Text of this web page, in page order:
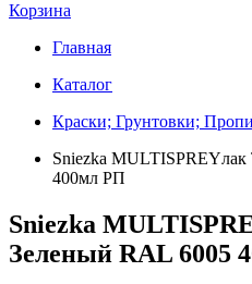
Корзина
Главная
Каталог
Краски; Грунтовки;
Sniezka
400мл РП
Sniezka
Зеленый RAL 6005